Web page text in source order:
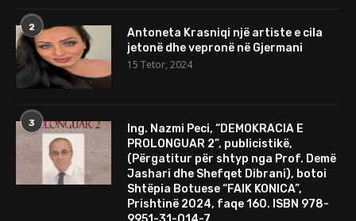
2
Antoneta Krasniqi një artiste e cila
jetonë dhe vepronë në Gjermani
15 Tetor, 2024
3
Ing. Nazmi Peci, “DEMOKRACIA E
PROLONGUAR 2”, publicistikë,
(Përgatitur për shtyp nga Prof. Demë
Jashari dhe Shefqet Dibrani), botoi
Shtëpia Botuese “FAIK KONICA”,
Prishtinë 2024, faqe 160. ISBN 978-